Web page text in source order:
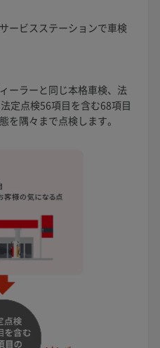
ービスステーションで車検
ーラーと同じ本格車検、法
定点検56項目を含む68項目
を隅々まで点検します。